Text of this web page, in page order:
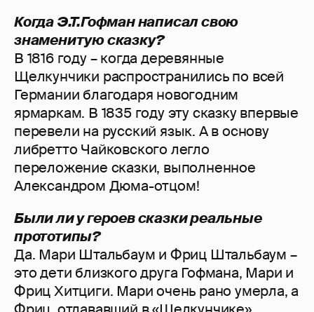
Когда Э.Т.Гофман написал свою
знаменитую сказку?
В 1816 году – когда деревянные
Щелкунчики распространились по всей
Германии благодаря новогодним
ярмаркам. В 1835 году эту сказку впервые
перевели на русский язык. А в основу
либретто Чайковского легло
переложение сказки, выполненное
Александром Дюма-отцом!
Были ли у героев сказки реальные
прототипы?
Да. Мари Штальбаум и Фриц Штальбаум –
это дети близкого друга Гофмана, Мари и
Фриц Хитциги. Мари очень рано умерла, а